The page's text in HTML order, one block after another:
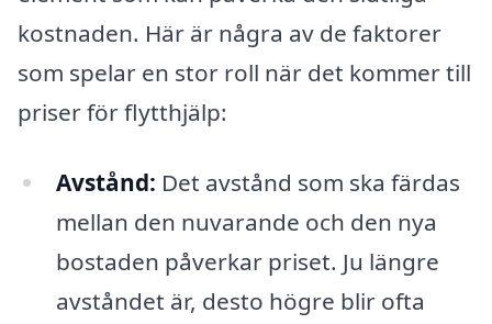
kostnaden. Här är några av de faktorer
som spelar en stor roll när det kommer till
priser för flytthjälp:
Avstånd: Det avstånd som ska färdas
mellan den nuvarande och den nya
bostaden påverkar priset. Ju längre
avståndet är, desto högre blir ofta